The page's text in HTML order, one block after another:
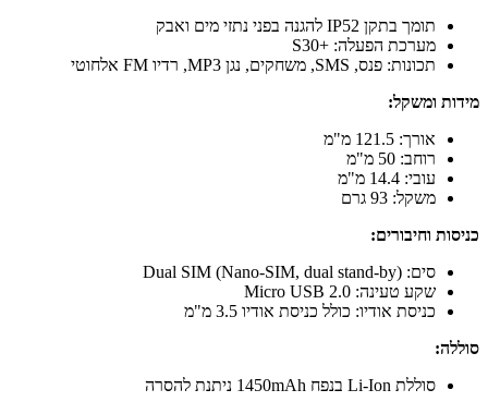
תומך בתקן IP52 להגנה בפני נתזי מים ואבק
מערכת הפעלה: +S30​
תכונות: פנס, SMS, משחקים, נגן MP3, רדיו FM אלחוטי
מידות ומשקל:
אורך: 121.5 מ"מ
רוחב: 50 מ"מ
עובי: 14.4 מ"מ
משקל: 93 גרם
כניסות וחיבורים:
סים: Dual SIM (Nano-SIM, dual stand-by)
שקע טעינה: Micro USB 2.0
כניסת אודיו: כולל כניסת אודיו 3.5 מ"מ
סוללה:
סוללת Li-Ion בנפח 1450mAh ניתנת להסרה